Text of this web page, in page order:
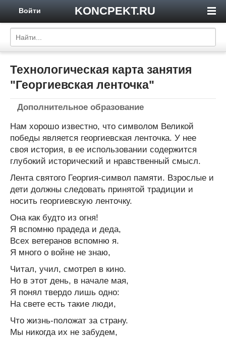
KONCPEKT.RU
Войти
Технологическая карта занятия
"Георгиевская ленточка"
Дополнительное образование
Нам хорошо известно, что символом Великой
победы является георгиевская ленточка. У нее
своя история, в ее использовании содержится
глубокий исторический и нравственный смысл.
Лента святого Георгия-символ памяти. Взрослые и
дети должны следовать принятой традиции и
носить георгиевскую ленточку.
Она как будто из огня!
Я вспомню прадеда и деда,
Всех ветеранов вспомню я.
Я много о войне не знаю,
Читал, учил, смотрел в кино.
Но в этот день, в начале мая,
Я понял твердо лишь одно:
На свете есть такие люди,
Что жизнь-положат за страну.
Мы никогда их не забудем,